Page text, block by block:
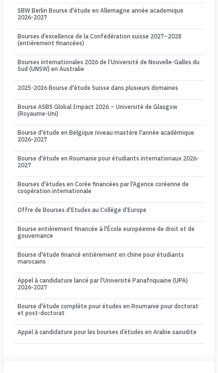
SBW Berlin Bourse d'étude en Allemagne année academique
2026-2027
Bourses d’excellence de la Confédération suisse 2027–2028
(entièrement financées)
Bourses internationales 2026 de l’Université de Nouvelle-Galles du
Sud (UNSW) en Australie
2025-2026 Bourse d'étude Suisse dans plusieurs domaines
Bourse ASBS Global Impact 2026 – Université de Glasgow
(Royaume-Uni)
Bourse d'étude en Belgique niveau mastère l'année académique
2026-2027
Bourse d'étude en Roumanie pour étudiants internationaux 2026-
2027
Bourses d'études en Corée financées par l'Agence coréenne de
coopération internationale
Offre de Bourses d’Etudes au Collège d’Europe
Bourse entièrement financée à l'École européenne de droit et de
gouvernance
Bourse d'étude financé entièrement en chine pour étudiants
marocains
Appel à candidature lancé par l'Université Panafriquaine (UPA)
2026-2027
Bourse d'étude complète pour études en Roumanie pour doctorat
et post-doctorat
Appel à candidature pour les bourses d’études en Arabie saoudite